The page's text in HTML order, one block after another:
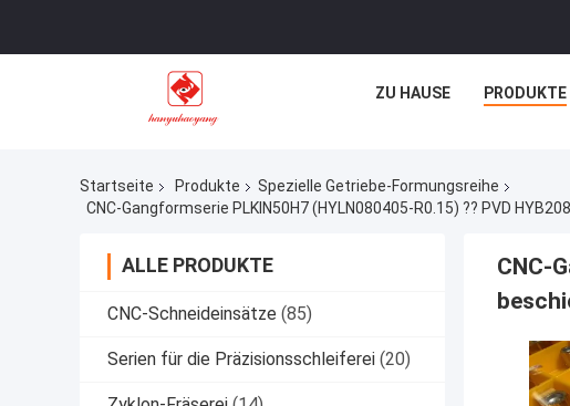
ZU HAUSE PRODUKTE
Startseite Produkte
Spezielle Getriebe-Formungsreihe
CNC-Gangformserie PLKIN50H7 (HYLN080405-R0.15) ?? PVD
ALLE PRODUKTE
CNC-Schneideinsätze (85)
Serien für die Präzisionsschleiferei (20)
CNC-